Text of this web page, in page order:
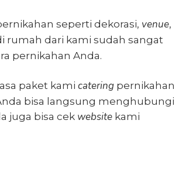
seperti dekorasi, venue,
rumah dari kami sudah sangat
pernikahan Anda.
paket kami catering pernikahan
bisa langsung menghubungi
juga bisa cek website kami